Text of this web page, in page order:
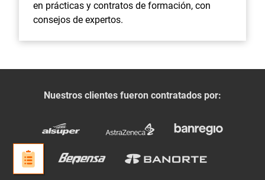
en prácticas y contratos de formación, con
consejos de expertos.
Nuestros clientes fueron contratados por: